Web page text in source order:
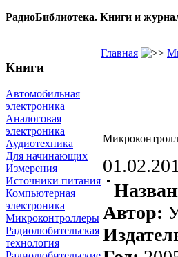
РадиоБиблиотека. Книги и
Книги
Автомобильная
электроника
Аналоговая
электроника
Аудиотехника
Для начинающих
Измерения
Источники питания
Компьютерная
электроника
Микроконтроллеры
Радиолюбительская
технология
Главная
Автор: